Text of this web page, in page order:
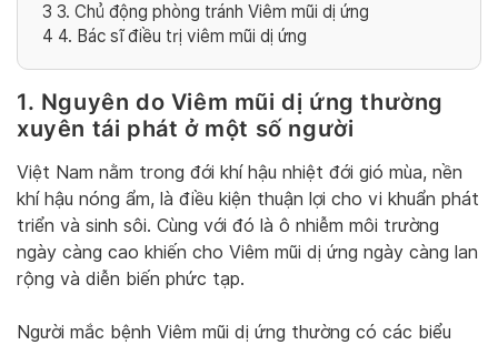
3 3. Chủ động phòng tránh Viêm mũi dị ứng
4 4. Bác sĩ điều trị viêm mũi dị ứng
1. Nguyên do Viêm mũi dị ứng thường
xuyên tái phát ở một số người
Việt Nam nằm trong đới khí hậu nhiệt đới gió mùa, nền
khí hậu nóng ẩm, là điều kiện thuận lợi cho vi khuẩn phát
triển và sinh sôi. Cùng với đó là ô nhiễm môi trường
ngày càng cao khiến cho Viêm mũi dị ứng ngày càng lan
rộng và diễn biến phức tạp.
Người mắc bệnh Viêm mũi dị ứng thường có các biểu